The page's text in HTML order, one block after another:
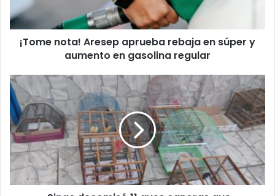
y
aumento
¡Tome nota! Aresep aprueba rebaja en súper y
aumento en gasolina regular
Sinac
decomisó
11
aves
canoras
que
permanecían
en
cautiverio